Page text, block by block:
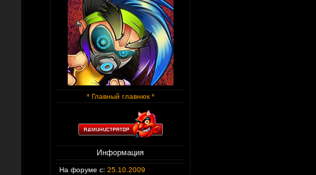
* Главный главнюк *
Информация
На форуме с: 25.10.2009